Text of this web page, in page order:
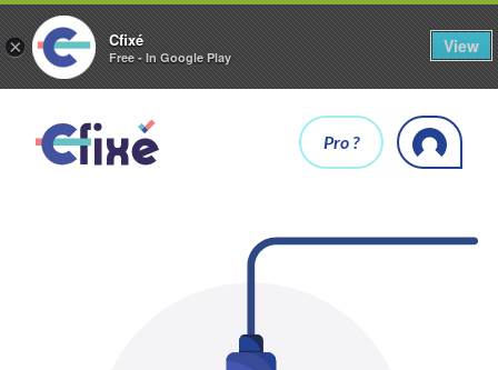
× Cfixé
Free - In Google Play
View
Pro ?